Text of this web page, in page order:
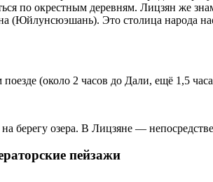
по окрестным деревням. Лицзян же
(Юйлунсюэшань). Это столица народа
(около 2 часов до Дали, ещё 1,5
берегу озера. В Лицзяне —
пейзажи